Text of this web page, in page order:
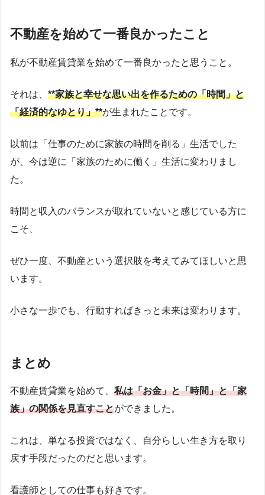
不動産を始めて一番良かったこと
私が不動産賃貸業を始めて一番良かったと思うこと。
それは、 **家族と幸せな思い出を作るための「時間」と
「経済的なゆとり」**が生まれたことです。
以前は「仕事のために家族の時間を削る」生活でした
が、今は逆に「家族のために働く」生活に変わりまし
た。
時間と収入のバランスが取れていないと感じている方に
こそ、
ぜひ一度、不動産という選択肢を考えてみてほしいと思
います。
小さな一歩でも、行動すればきっと未来は変わります。
まとめ
不動産賃貸業を始めて、 私は「お金」と「時間」と「家
族」の関係を見直すことができました。
これは、単なる投資ではなく、自分らしい生き方を取り
戻す手段だったのだと思います。
看護師としての仕事も好きです。